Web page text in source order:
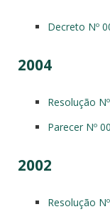
Decreto Nº
2004
Resolução
Parecer Nº
2002
Resolução